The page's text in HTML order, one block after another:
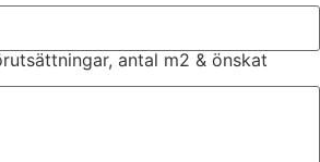
antal m2 & önskat